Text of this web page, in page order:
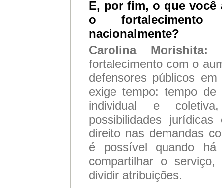
E, por fim, o que você
o
nacionalmente?
Carolina Morishita:
fortalecimento com o
defensores públicos
exige tempo: tempo de
individual e
possibilidades
direito nas demandas
é possível quando há
compartilhar o
dividir atribuições.